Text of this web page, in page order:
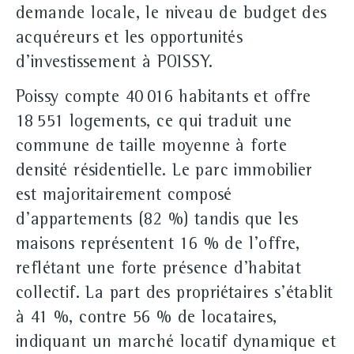
demande locale, le niveau de budget des
acquéreurs et les opportunités
d'investissement à POISSY.
Poissy compte 40 016 habitants et offre
18 551 logements, ce qui traduit une
commune de taille moyenne à forte
densité résidentielle. Le parc immobilier
est majoritairement composé
d'appartements (82 %) tandis que les
maisons représentent 16 % de l'offre,
reflétant une forte présence d'habitat
collectif. La part des propriétaires s'établit
à 41 %, contre 56 % de locataires,
indiquant un marché locatif dynamique et